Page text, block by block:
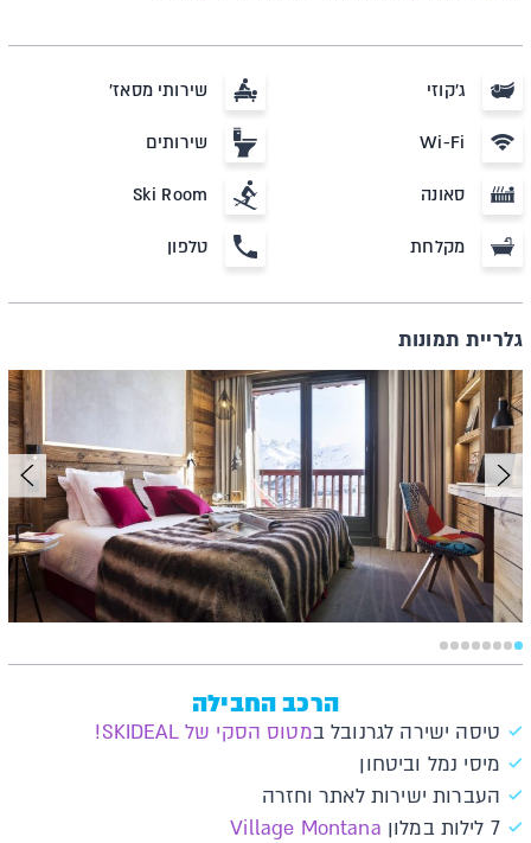
ג'קוזי שירותי מסאז'
Wi-Fi שירותים
סאונה Ski Room
מקלחת טלפון
גלריית תמונות
הרכב החבילה
טיסה ישירה לגרנובל במטוס הסקי של SKIDEAL!
מיסי נמל וביטחון
העברות ישירות לאתר וחזרה
7 לילות במלון
Village Montana